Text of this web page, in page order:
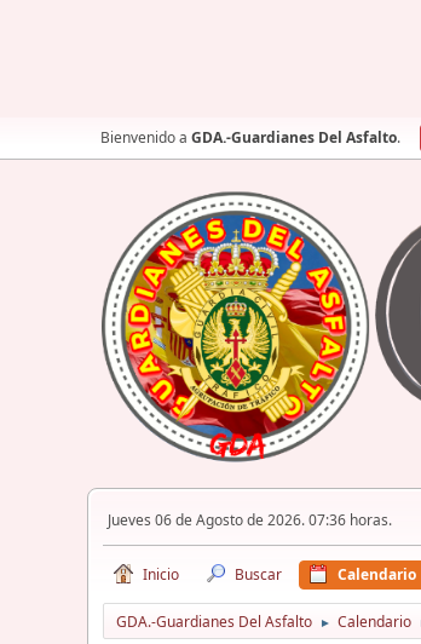
Bienvenido a GDA.-Guardianes Del Asfalto.
Jueves 06 de Agosto de 2026. 07:36 horas.
Inicio Buscar Calendario
GDA.-Guardianes Del Asfalto ► Calendario